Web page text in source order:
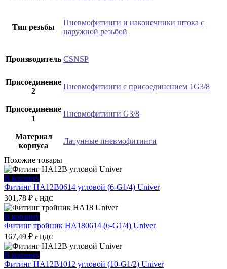
Тип резьбы
Пневмофитинги и наконечники штока с
наружной резьбой
Производитель CSNSP
Присоединение
2
Пневмофитинги с присоединением 1G3/8
Присоединение
1
Пневмофитинги G3/8
Материал
корпуса
Латунные пневмофитинги
Похожие товары
В корзину
Фитинг HA12B0614 угловой (6-G1/4) Univer
301,78 ₽ с НДС
В корзину
Фитинг тройник HA180614 (6-G1/4) Univer
167,49 ₽ с НДС
В корзину
Фитинг HA12B1012 угловой (10-G1/2) Univer